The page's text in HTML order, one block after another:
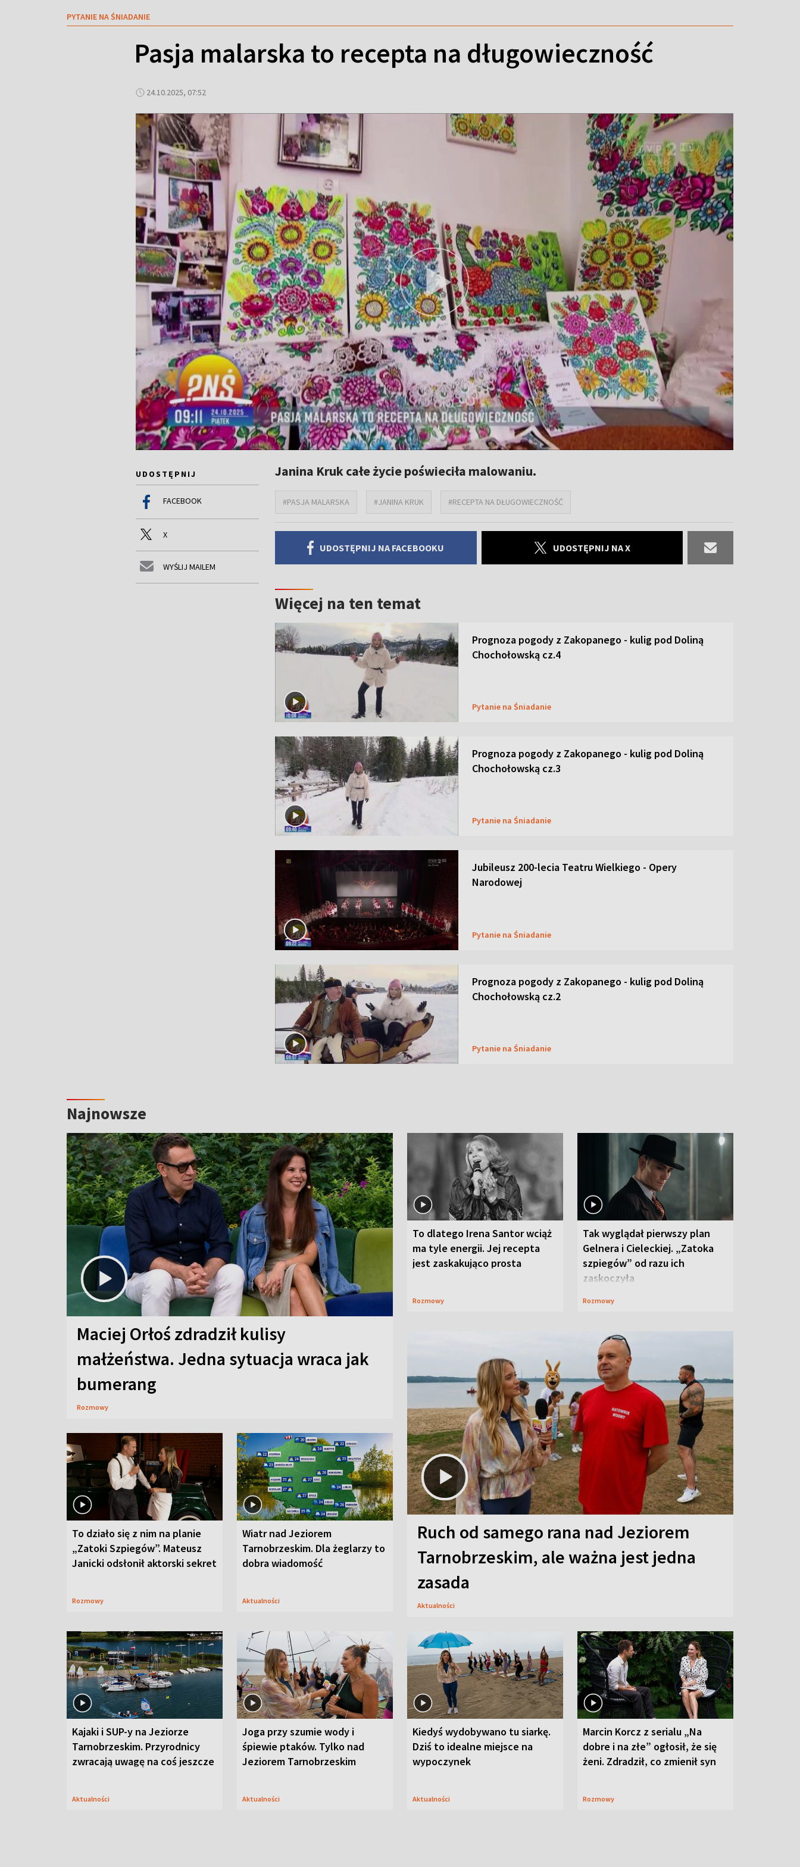
PYTANIE NA ŚNIADANIE
Pasja malarska to recepta na długowieczność
24.10.2025, 07:52
UDOSTĘPNIJ
FACEBOOK
X
WYŚLIJ MAILEM
Janina Kruk całe życie poświeciła malowaniu.
#PASJA MALARSKA #JANINA KRUK #RECEPTA NA DŁUGOWIECZNOŚĆ
UDOSTĘPNIJ NA FACEBOOKU UDOSTĘPNIJ NA X
Więcej na ten temat
Prognoza pogody z Zakopanego - kulig pod Doliną
Chochołowską cz.4
Pytanie na Śniadanie
Prognoza pogody z Zakopanego - kulig pod Doliną
Chochołowską cz.3
Pytanie na Śniadanie
Jubileusz 200-lecia Teatru Wielkiego - Opery
Narodowej
Pytanie na Śniadanie
Prognoza pogody z Zakopanego - kulig pod Doliną
Chochołowską cz.2
Pytanie na Śniadanie
Najnowsze
Maciej Orłoś zdradził kulisy
małżeństwa. Jedna sytuacja wraca jak
bumerang
Rozmowy
To dlatego Irena Santor wciąż
ma tyle energii. Jej recepta
jest zaskakująco prosta
Rozmowy
Tak wyglądał pierwszy plan
Gelnera i Cieleckiej. „Zatoka
szpiegów” od razu ich
zaskoczyła
Rozmowy
To działo się z nim na planie
„Zatoki Szpiegów”. Mateusz
Janicki odsłonił aktorski sekret
Rozmowy
Wiatr nad Jeziorem
Tarnobrzeskim. Dla żeglarzy to
dobra wiadomość
Aktualności
Ruch od samego rana nad Jeziorem
Tarnobrzeskim, ale ważna jest jedna
zasada
Aktualności
Kajaki i SUP-y na Jeziorze
Tarnobrzeskim. Przyrodnicy
zwracają uwagę na coś jeszcze
Aktualności
Joga przy szumie wody i
śpiewie ptaków. Tylko nad
Jeziorem Tarnobrzeskim
Aktualności
Kiedyś wydobywano tu siarkę.
Dziś to idealne miejsce na
wypoczynek
Aktualności
Marcin Korcz z serialu „Na
dobre i na złe” ogłosił, że się
żeni. Zdradził, co zmienił syn
Rozmowy